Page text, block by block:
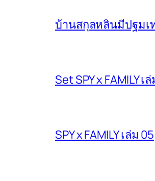
บ้านสกุลหลินมีปฐมเ
Set SPY x FAMILY เ
SPY x FAMILY เล่ม 05